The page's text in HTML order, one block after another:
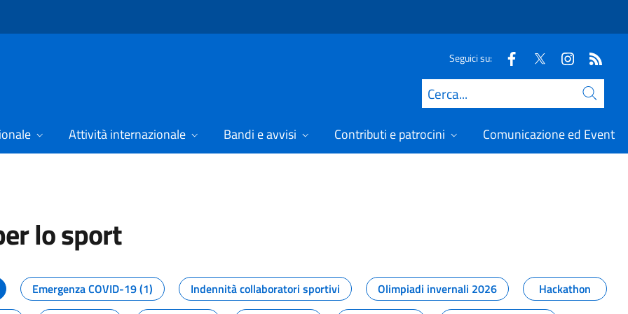
Seguici su:
Cerca
Attività internazionale Bandi e avvisi Contributi e patrocini Comunicazione ed Eventi
lo sport
dal Dipartimento per lo sport
Emergenza COVID-19 (1) Indennità collaboratori sportivi Olimpiadi invernali 2026
Hackathon